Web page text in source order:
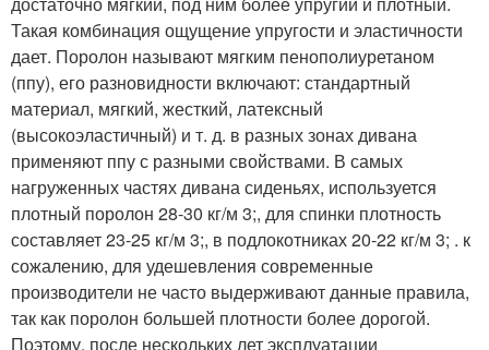
Такая комбинация ощущение упругости и эластичности
дает. Поролон называют мягким пенополиуретаном
(ппу), его разновидности включают: стандартный
материал, мягкий, жесткий, латексный
(высокоэластичный) и т. д. в разных зонах дивана
применяют ппу с разными свойствами. В самых
нагруженных частях дивана сиденьях, используется
плотный поролон 28-30 кг/м 3;, для спинки плотность
составляет 23-25 кг/м 3;, в подлокотниках 20-22 кг/м 3; . к
сожалению, для удешевления современные
производители не часто выдерживают данные правила,
так как поролон большей плотности более дорогой.
Поэтому, после нескольких лет эксплуатации